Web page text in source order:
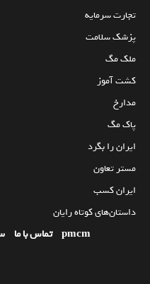
تجارت سرمایه
پزشک سلامت
ملک مگ
کشت آموز
مدارخ
پاک مگ
ایران را بگرد
مستر تعاون
ایران کسب
داستان‌های کوتاه رایان
pmcm تماس با ما